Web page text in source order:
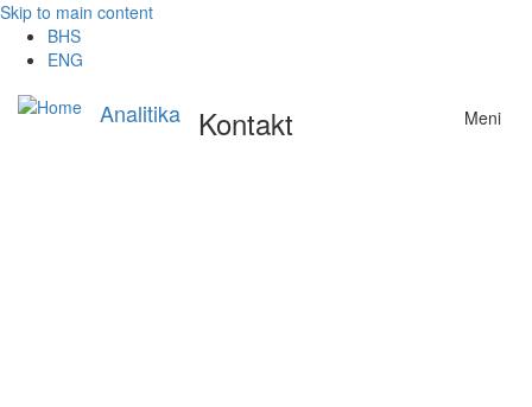
Skip to main content
BHS
ENG
Analitika Meni
Kontakt